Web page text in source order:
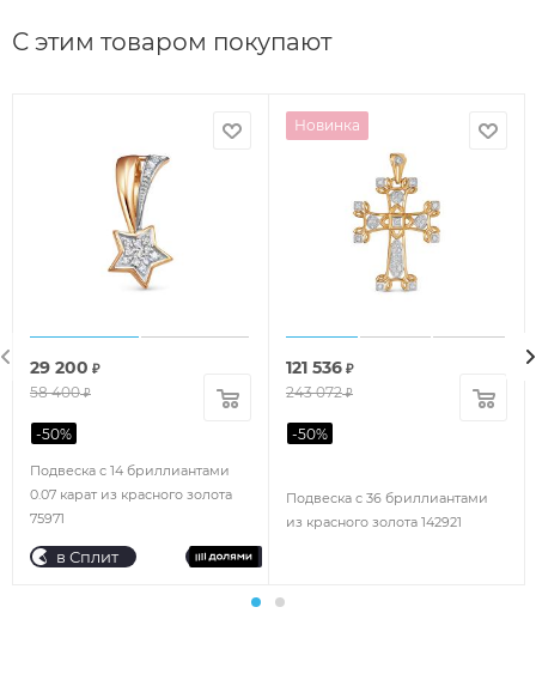
С этим товаром покупают
Подвеска с 14 бриллиантами
0.07 карат из красного золота
75971
29 200 ₽
58 400₽
-50%
в Сплит
Новинка
Подвеска с 36 бриллиантами
из красного золота 142921
121 536 ₽
243 072₽
-50%